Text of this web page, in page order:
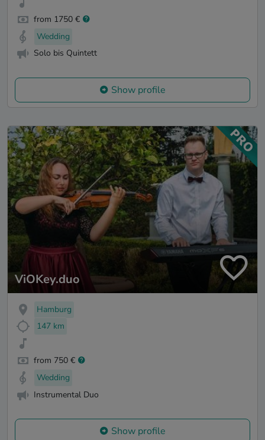
from 1750 €
Wedding
Solo bis Quintett
Show profile
ViOKey.duo
Hamburg
147 km
from 750 €
Wedding
Instrumental Duo
Show profile